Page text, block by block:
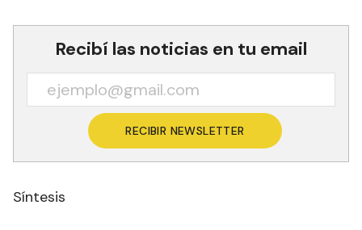
Recibí las noticias en tu email
RECIBIR NEWSLETTER
Síntesis